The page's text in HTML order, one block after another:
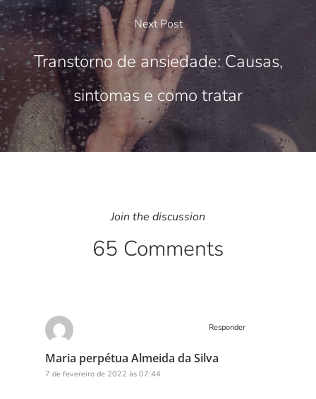
Next Post
Transtorno de ansiedade: Causas,
sintomas e como tratar
Join the discussion
65 Comments
Maria perpétua Almeida da Silva
7 de fevereiro de 2022 às 07:44
Responder